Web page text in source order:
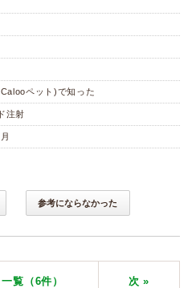
ペット)で知った
注射
参考にならなかった
覧（6件） 次 »